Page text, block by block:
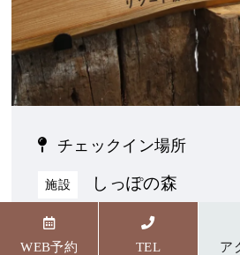
チェックイン場所
施設 しっぽの森
〒656-1727 兵庫県淡路市野島
WEB予約
TEL ア